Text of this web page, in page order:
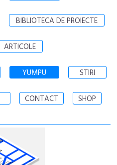
BIBLIOTECA DE PROIECTE
ARTICOLE
YUMPU STIRI
CONTACT SHOP